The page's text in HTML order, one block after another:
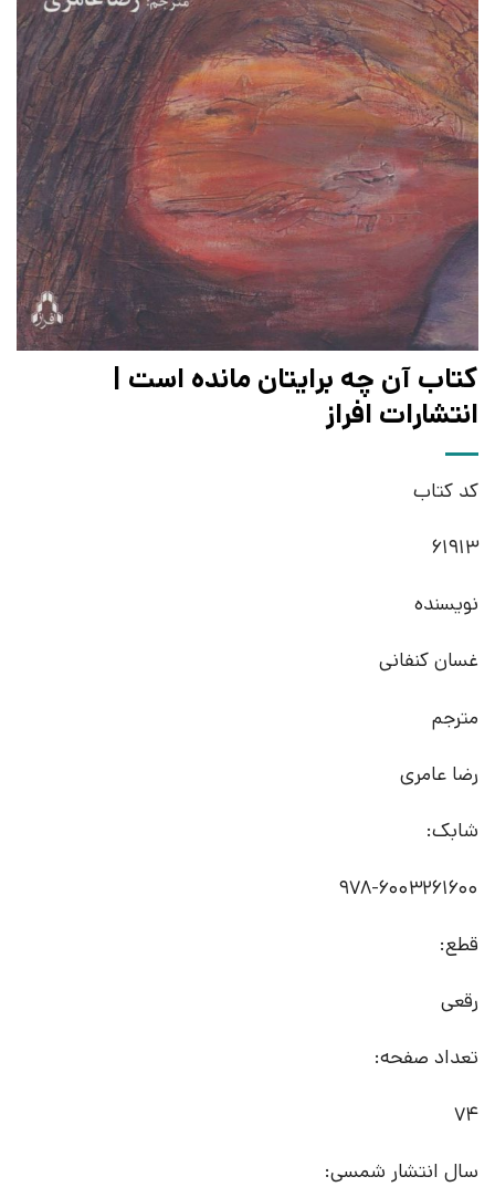
کتاب آن چه برایتان مانده است |
انتشارات افراز
کد کتاب
61913
نویسنده
غسان کنفانی
مترجم
رضا عامری
شابک:
978-6003261600
قطع:
رقعی
تعداد صفحه:
74
سال انتشار شمسی: